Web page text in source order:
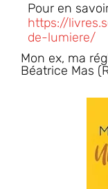
Pour en
https://
de-lumiere/
Mon ex, ma
Béatrice Mas